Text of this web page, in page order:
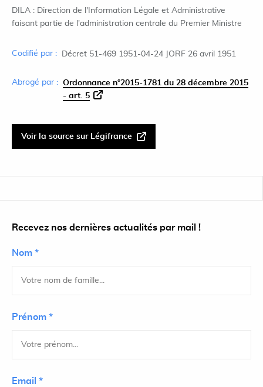
DILA : Direction de l'Information Légale et Administrative
faisant partie de l'administration centrale du Premier Ministre
Codifié par : Décret 51-469 1951-04-24 JORF 26 avril 1951
Abrogé par : Ordonnance n°2015-1781 du 28 décembre 2015
- art. 5
Voir la source sur Légifrance
Recevez nos dernières actualités par mail !
Nom *
Prénom *
Email *